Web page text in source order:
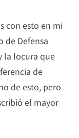
con esto en mi
de Defensa
la locura que
de
de esto, pero
el mayor